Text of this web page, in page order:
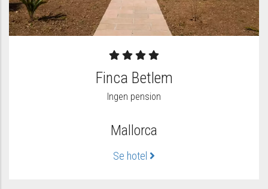
Finca Betlem
Ingen pension
Mallorca
Se hotel